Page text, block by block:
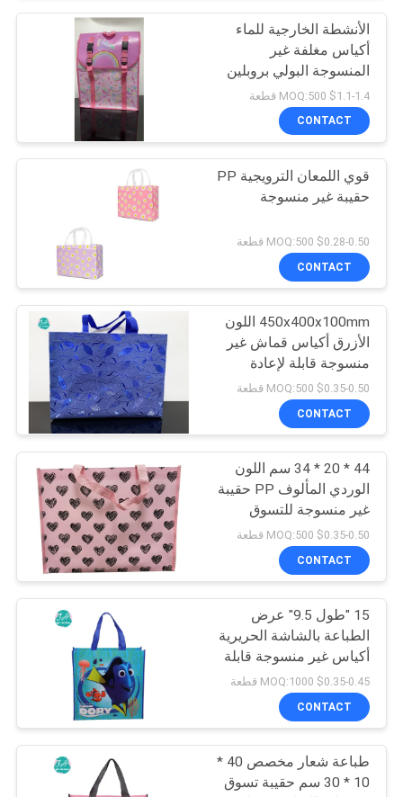
ملصق حائط فوم PE
11
ملصق حائط مقاوم
للزيت
7
لوحة ورقية يمكن
التخلص منها
30
أكياس قمامة
بلاستيكية
17
الأنشطة الخارجية للماء
أكياس مغلفة غير
المنسوجة البولي بروبلين
$1.1-1.4 MOQ:500 قطعة
CONTACT
قوي اللمعان الترويجية PP
حقيبة غير منسوجة
$0.28-0.50 MOQ:500 قطعة
CONTACT
450x400x100mm اللون
الأزرق أكياس قماش غير
منسوجة قابلة لإعادة
التدوير
$0.35-0.50 MOQ:500 قطعة
CONTACT
44 * 20 * 34 سم اللون
الوردي المألوف PP حقيبة
غير منسوجة للتسوق
$0.35-0.50 MOQ:500 قطعة
CONTACT
15 "طول 9.5" عرض
الطباعة بالشاشة الحريرية
أكياس غير منسوجة قابلة
لإعادة الاستخدام
$0.35-0.45 MOQ:1000 قطعة
CONTACT
طباعة شعار مخصص 40 *
10 * 30 سم حقيبة تسوق